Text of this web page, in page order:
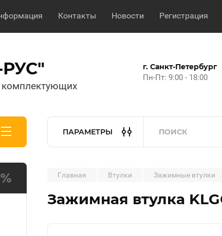
Контакты Новости Регистрация
г. Санкт-Петербург
Пн-Пт: 9:00 - 18:00
ПАРАМЕТРЫ
Главная Втулки Зажимные втулки
Зажимная втулка